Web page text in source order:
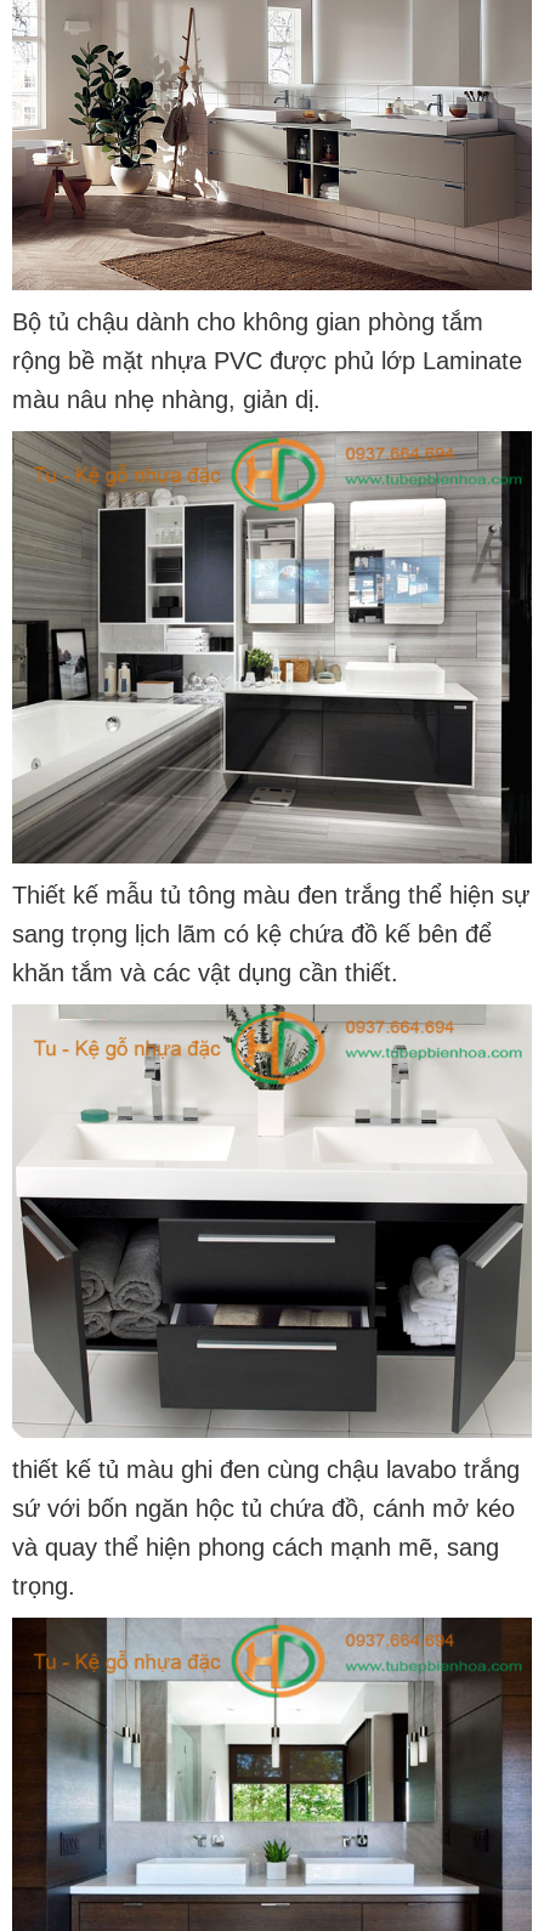
Bộ tủ chậu dành cho không gian phòng tắm
rộng bề mặt nhựa PVC được phủ lớp Laminate
màu nâu nhẹ nhàng, giản dị.
Thiết kế mẫu tủ tông màu đen trắng thể hiện sự
sang trọng lịch lãm có kệ chứa đồ kế bên để
khăn tắm và các vật dụng cần thiết.
thiết kế tủ màu ghi đen cùng chậu lavabo trắng
sứ với bốn ngăn hộc tủ chứa đồ, cánh mở kéo
và quay thể hiện phong cách mạnh mẽ, sang
trọng.